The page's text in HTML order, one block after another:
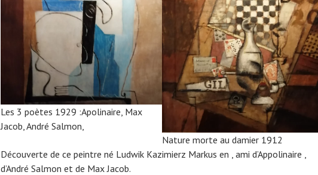
Les 3 poètes 1929 :Apolinaire, Max
Jacob, André Salmon,
Nature morte au damier 1912
Découverte de ce peintre né Ludwik Kazimierz Markus en , ami d’Appolinaire ,
d’André Salmon et de Max Jacob.